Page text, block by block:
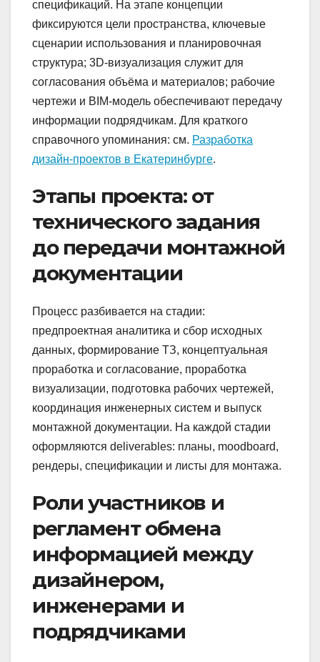
спецификаций. На этапе концепции
фиксируются цели пространства, ключевые
сценарии использования и планировочная
структура; 3D‑визуализация служит для
согласования объёма и материалов; рабочие
чертежи и BIM‑модель обеспечивают передачу
информации подрядчикам. Для краткого
справочного упоминания: см. Разработка
дизайн-проектов в Екатеринбурге.
Этапы проекта: от
технического задания
до передачи монтажной
документации
Процесс разбивается на стадии:
предпроектная аналитика и сбор исходных
данных, формирование ТЗ, концептуальная
проработка и согласование, проработка
визуализации, подготовка рабочих чертежей,
координация инженерных систем и выпуск
монтажной документации. На каждой стадии
оформляются deliverables: планы, moodboard,
рендеры, спецификации и листы для монтажа.
Роли участников и
регламент обмена
информацией между
дизайнером,
инженерами и
подрядчиками